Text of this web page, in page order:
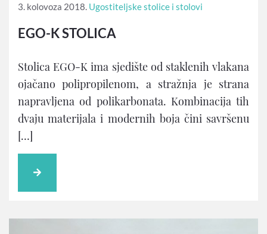
3. kolovoza 2018. Ugostiteljske stolice i stolovi
EGO-K STOLICA
Stolica EGO-K ima sjedište od staklenih vlakana
ojačano polipropilenom, a stražnja je strana
napravljena od polikarbonata. Kombinacija tih
dvaju materijala i modernih boja čini savršenu
[…]